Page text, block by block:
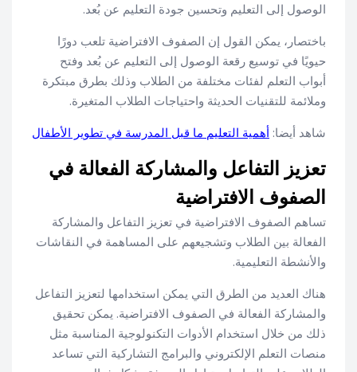
الوصول إلى التعليم وتحسين جودة التعليم عن بُعد.
باختصار، يمكن القول إن الصفوف الافتراضية تلعب دورًا
حيويًا في توسيع رقعة الوصول إلى التعليم عن بُعد وفتح
أبواب التعلم لفئات مختلفة من الطلاب وذلك بطرق مبتكرة
وملائمة للتقنيات الحديثة واحتياجات الطلاب المتغيرة.
شاهد أيضا: أهمية التعليم ما قبل المدرسة في تطوير الأطفال
تعزيز التفاعل والمشاركة الفعالة في
الصفوف الافتراضية
تساهم الصفوف الافتراضية في تعزيز التفاعل والمشاركة
الفعالة بين الطلاب وتشجيعهم على المساهمة في النقاشات
والأنشطة التعليمية.
هناك العديد من الطرق التي يمكن استخدامها لتعزيز التفاعل
والمشاركة الفعالة في الصفوف الافتراضية. يمكن تحقيق
ذلك من خلال استخدام الأدوات التكنولوجية المناسبة مثل
منصات التعلم الإلكتروني والبرامج التشاركية التي تساعد